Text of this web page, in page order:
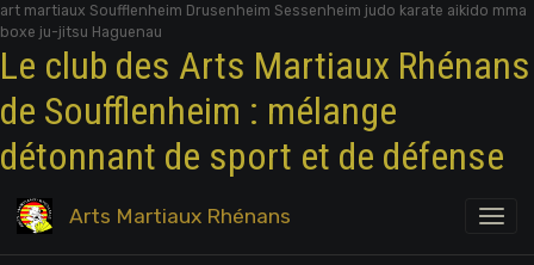
art martiaux Soufflenheim Drusenheim Sessenheim judo karate aikido mma
boxe ju-jitsu Haguenau
Le club des Arts Martiaux Rhénans
de Soufflenheim : mélange
détonnant de sport et de défense
Arts Martiaux Rhénans